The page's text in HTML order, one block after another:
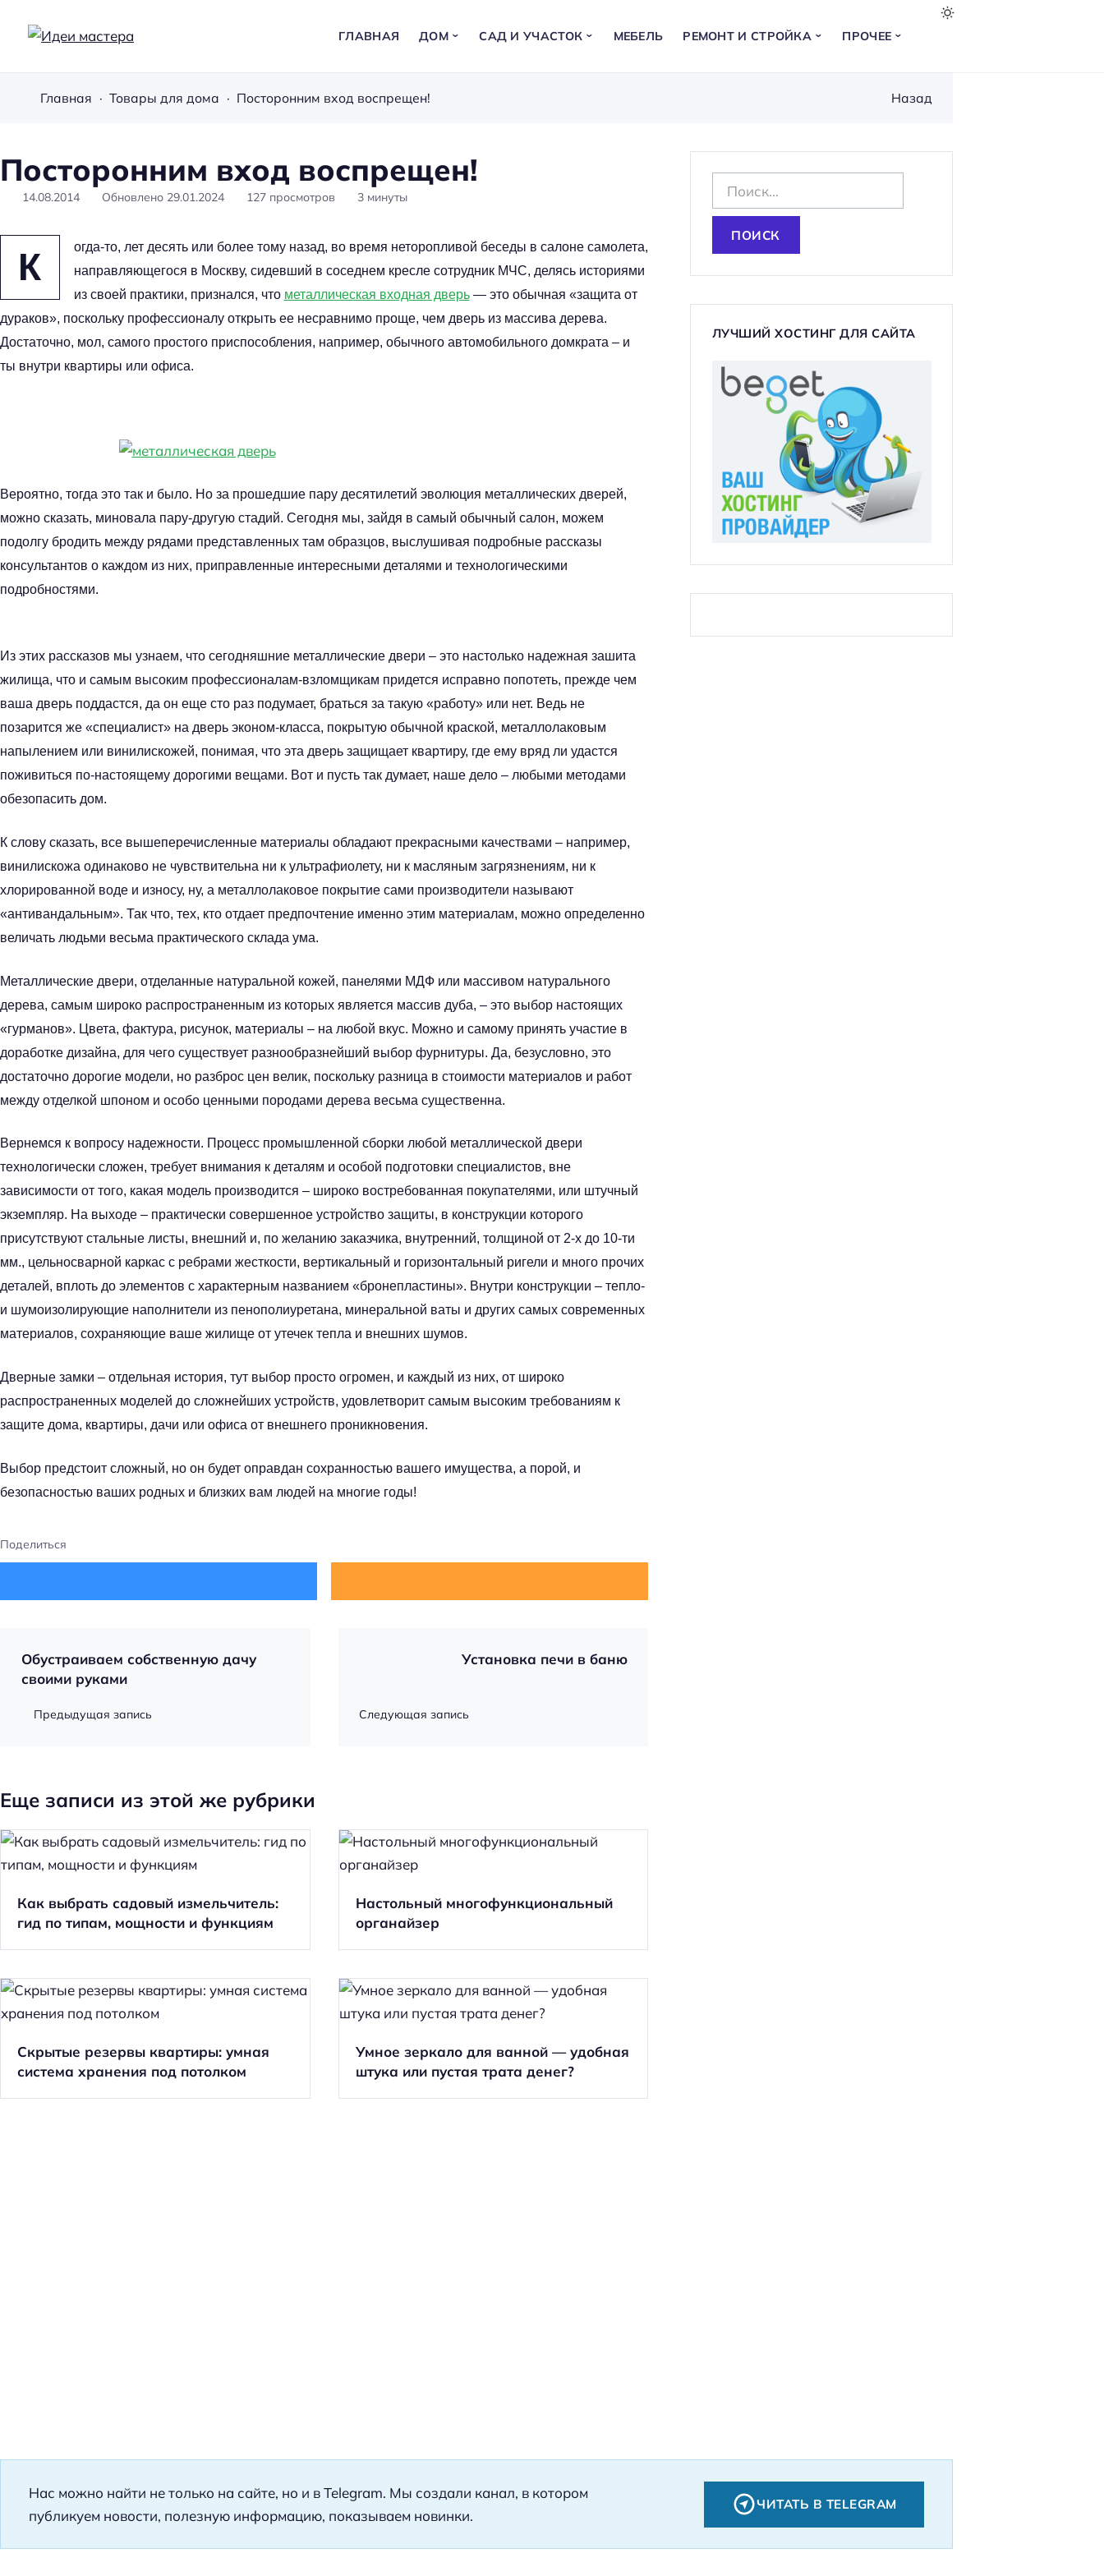
а
с
р
ГЛАВНАЯ ДОМ САД И УЧАСТОК МЕБЕЛЬ РЕМОНТ И СТРОЙКА ПРОЧЕЕ
Главная Товары для дома Посторонним вход воспрещен! Назад
Посторонним вход воспрещен!
14.08.2014 Обновлено 29.01.2024 127 просмотров 3 минуты
К
огда-то, лет десять или более тому назад, во время неторопливой беседы в салоне самолета,
направляющегося в Москву, сидевший в соседнем кресле сотрудник МЧС, делясь историями
из своей практики, признался, что металлическая входная дверь— это обычная «защита от
дураков», поскольку профессионалу открыть ее несравнимо проще, чем дверь из массива дерева.
Достаточно, мол, самого простого приспособления, например, обычного автомобильного домкрата – и
ты внутри квартиры или офиса.
Вероятно, тогда это так и было. Но за прошедшие пару десятилетий эволюция металлических дверей,
можно сказать, миновала пару-другую стадий. Сегодня мы, зайдя в самый обычный салон, можем
подолгу бродить между рядами представленных там образцов, выслушивая подробные рассказы
консультантов о каждом из них, приправленные интересными деталями и технологическими
подробностями.
Из этих рассказов мы узнаем, что сегодняшние металлические двери – это настолько надежная зашита
жилища, что и самым высоким профессионалам-взломщикам придется исправно попотеть, прежде чем
ваша дверь поддастся, да он еще сто раз подумает, браться за такую «работу» или нет. Ведь не
позарится же «специалист» на дверь эконом-класса, покрытую обычной краской, металлолаковым
напылением или винилискожей, понимая, что эта дверь защищает квартиру, где ему вряд ли удастся
поживиться по-настоящему дорогими вещами. Вот и пусть так думает, наше дело – любыми методами
обезопасить дом.
К слову сказать, все вышеперечисленные материалы обладают прекрасными качествами – например,
винилискожа одинаково не чувствительна ни к ультрафиолету, ни к масляным загрязнениям, ни к
хлорированной воде и износу, ну, а металлолаковое покрытие сами производители называют
«антивандальным». Так что, тех, кто отдает предпочтение именно этим материалам, можно определенно
величать людьми весьма практического склада ума.
Металлические двери, отделанные натуральной кожей, панелями МДФ или массивом натурального
дерева, самым широко распространенным из которых является массив дуба, – это выбор настоящих
«гурманов». Цвета, фактура, рисунок, материалы – на любой вкус. Можно и самому принять участие в
доработке дизайна, для чего существует разнообразнейший выбор фурнитуры. Да, безусловно, это
достаточно дорогие модели, но разброс цен велик, поскольку разница в стоимости материалов и работ
между отделкой шпоном и особо ценными породами дерева весьма существенна.
Вернемся к вопросу надежности. Процесс промышленной сборки любой металлической двери
технологически сложен, требует внимания к деталям и особой подготовки специалистов, вне
зависимости от того, какая модель производится – широко востребованная покупателями, или штучный
экземпляр. На выходе – практически совершенное устройство защиты, в конструкции которого
присутствуют стальные листы, внешний и, по желанию заказчика, внутренний, толщиной от 2-х до 10-ти
мм., цельносварной каркас с ребрами жесткости, вертикальный и горизонтальный ригели и много прочих
деталей, вплоть до элементов с характерным названием «бронепластины». Внутри конструкции – тепло-
и шумоизолирующие наполнители из пенополиуретана, минеральной ваты и других самых современных
материалов, сохраняющие ваше жилище от утечек тепла и внешних шумов.
Дверные замки – отдельная история, тут выбор просто огромен, и каждый из них, от широко
распространенных моделей до сложнейших устройств, удовлетворит самым высоким требованиям к
защите дома, квартиры, дачи или офиса от внешнего проникновения.
Выбор предстоит сложный, но он будет оправдан сохранностью вашего имущества, а порой, и
безопасностью ваших родных и близких вам людей на многие годы!
Поделиться
Обустраиваем собственную дачу
своими руками
Предыдущая запись
Установка печи в баню
Следующая запись
Еще записи из этой же рубрики
Как выбрать садовый измельчитель:
гид по типам, мощности и функциям
Настольный многофункциональный
органайзер
Скрытые резервы квартиры: умная
система хранения под потолком
Умное зеркало для ванной — удобная
штука или пустая трата денег?
а
т
и
ЛУЧШИЙ ХОСТИНГ ДЛЯ САЙТА
Нас можно найти не только на сайте, но и в Telegram. Мы создали канал, в котором
публикуем новости, полезную информацию, показываем новинки.
ЧИТАТЬ В TELEGRAM